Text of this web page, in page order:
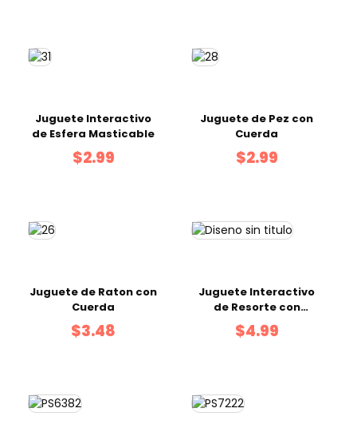
Juguete Interactivo
de Esfera Masticable
$2.99
Juguete de Pez con
Cuerda
$2.99
Juguete de Raton con
Cuerda
$3.48
Juguete Interactivo
de Resorte con
Plumas Para Gatos
$4.99